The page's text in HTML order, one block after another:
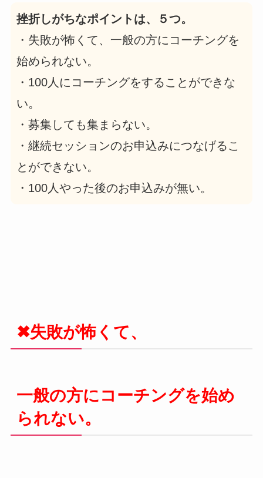
挫折しがちなポイントは、５つ。
・失敗が怖くて、一般の方にコーチングを
始められない。
・100人にコーチングをすることができな
い。
・募集しても集まらない。
・継続セッションのお申込みにつなげるこ
とができない。
・100人やった後のお申込みが無い。
✖失敗が怖くて、
一般の方にコーチングを始め
られない。